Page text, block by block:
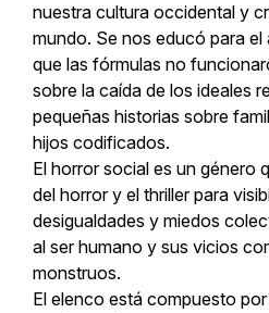
nuestra cultura occidental y
mundo. Se nos educó para el
que las fórmulas no
sobre la caída de los ideales
pequeñas historias sobre
hijos codificados.
El horror social es un género
del horror y el thriller para
desigualdades y miedos
al ser humano y sus vicios
monstruos.
El elenco está compuesto